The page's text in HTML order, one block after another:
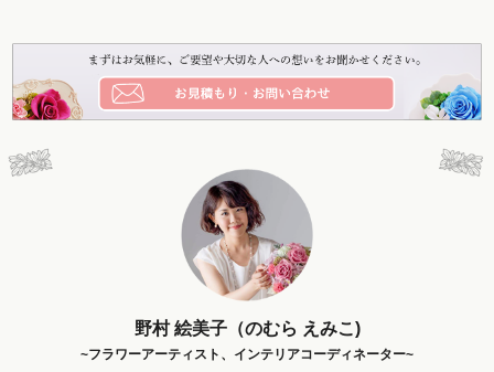
野村 絵美子（のむら えみこ)
~フラワーアーティスト、インテリアコーディネーター~